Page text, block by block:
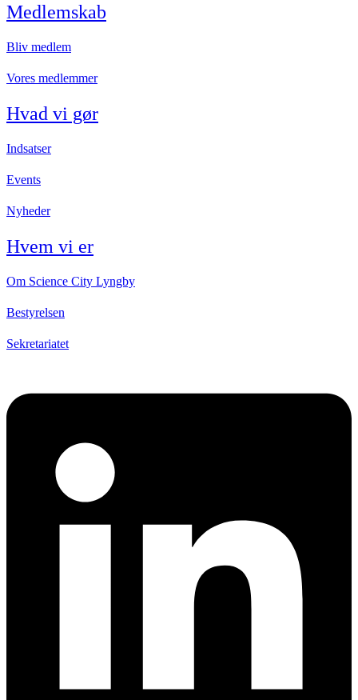
Medlemskab
Bliv medlem
Vores medlemmer
Hvad vi gør
Indsatser
Events
Nyheder
Hvem vi er
Om Science City Lyngby
Bestyrelsen
Sekretariatet